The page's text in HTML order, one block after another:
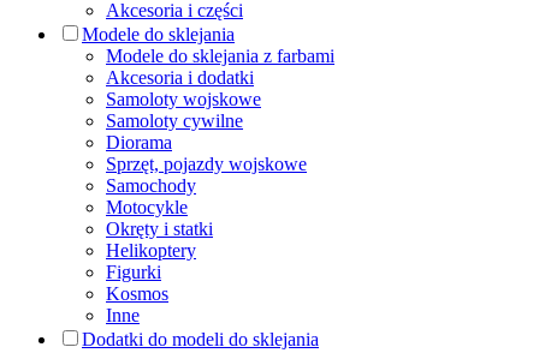
Akcesoria i części
Modele do sklejania
Modele do sklejania z farbami
Akcesoria i dodatki
Samoloty wojskowe
Samoloty cywilne
Diorama
Sprzęt, pojazdy wojskowe
Samochody
Motocykle
Okręty i statki
Helikoptery
Figurki
Kosmos
Inne
Dodatki do modeli do sklejania